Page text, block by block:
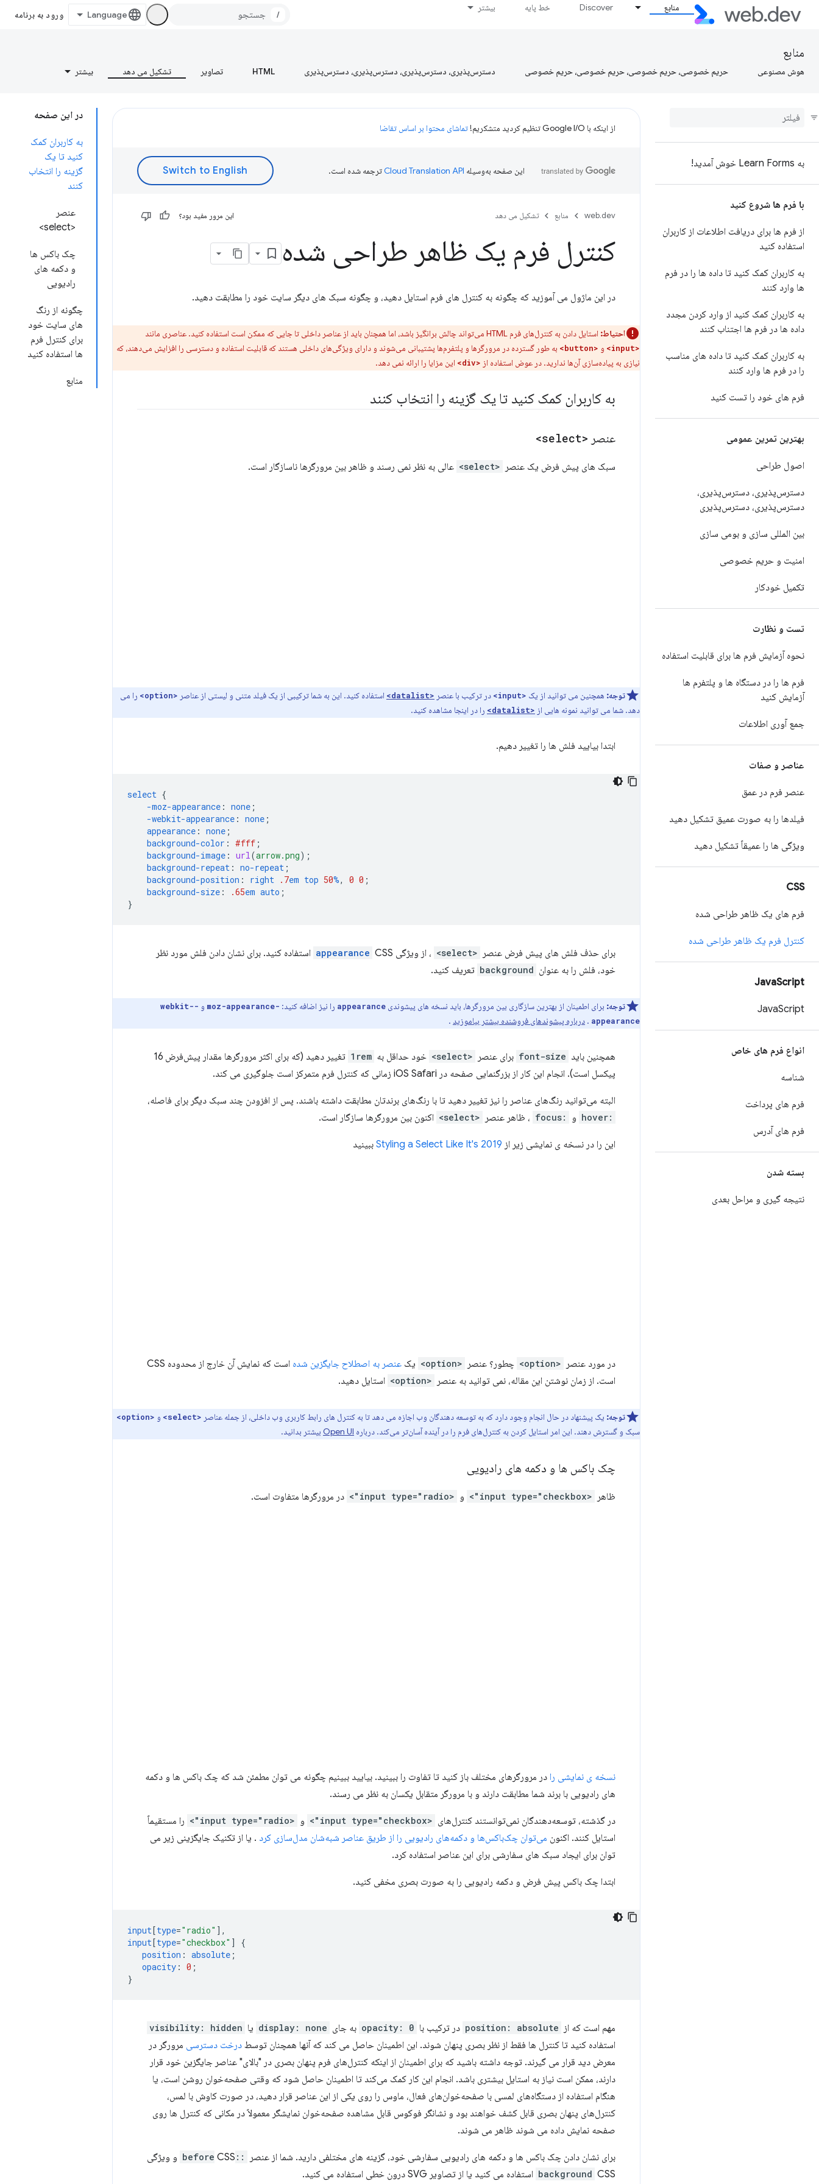
منابع Discover خط پایه بیشتر
/ ورود به برنامه
منابع
هوش مصنوعی حریم خصوصی، حریم خصوصی، حریم خصوصی، حریم خصوصی دسترس‌پذیری، دسترس‌پذیری، دسترس‌پذیری، دسترس‌پذیری HTML تصاویر تشکیل می دهد بیشتر
به Learn Forms خوش آمدید!
با فرم ها شروع کنید
از فرم ها برای دریافت اطلاعات از کاربران
استفاده کنید
به کاربران کمک کنید تا داده ها را در فرم
ها وارد کنند
به کاربران کمک کنید از وارد کردن مجدد
داده ها در فرم ها اجتناب کنند
به کاربران کمک کنید تا داده های مناسب
را در فرم ها وارد کنند
فرم های خود را تست کنید
بهترین تمرین عمومی
اصول طراحی
دسترس‌پذیری، دسترس‌پذیری،
دسترس‌پذیری، دسترس‌پذیری
بین المللی سازی و بومی سازی
امنیت و حریم خصوصی
تکمیل خودکار
تست و نظارت
نحوه آزمایش فرم ها برای قابلیت استفاده
فرم ها را در دستگاه ها و پلتفرم ها
آزمایش کنید
جمع آوری اطلاعات
عناصر و صفات
عنصر فرم در عمق
فیلدها را به صورت عمیق تشکیل دهید
ویژگی ها را عمیقاً تشکیل دهید
CSS
فرم های یک ظاهر طراحی شده
کنترل فرم یک ظاهر طراحی شده
JavaScript
JavaScript
انواع فرم های خاص
شناسه
فرم های پرداخت
فرم های آدرس
بسته شدن
نتیجه گیری و مراحل بعدی
در این صفحه
به کاربران کمک
کنید تا یک
گزینه را انتخاب
کنند
عنصر
<select>
چک باکس ها
و دکمه های
رادیویی
چگونه از رنگ
های سایت خود
برای کنترل فرم
ها استفاده کنید
منابع
از اینکه با Google I/O تنظیم کردید متشکریم! تماشای محتوا بر اساس تقاضا
این صفحه به‌وسیله ترجمه شده است.
web.dev منابع تشکیل می دهد این مرور مفید بود؟
کنترل فرم یک ظاهر طراحی شده
در این ماژول می آموزید که چگونه به کنترل های فرم استایل دهید، و چگونه سبک های دیگر سایت خود را مطابقت دهید.
احتیاط: استایل دادن به کنترل‌های فرم HTML می‌تواند چالش برانگیز باشد، اما همچنان باید از عناصر داخلی تا جایی که ممکن است استفاده کنید. عناصری مانند
<input> و <button>
به طور گسترده در مرورگرها و پلتفرم‌ها پشتیبانی می‌شوند و دارای ویژگی‌های داخلی هستند که قابلیت استفاده و دسترسی را افزایش می‌دهند، که
نیازی به پیاده‌سازی آن‌ها ندارید. در عوض استفاده از <div> این مزایا را ارائه نمی دهد.
به کاربران کمک کنید تا یک گزینه را انتخاب کنند
عنصر <select>
سبک های پیش فرض یک عنصر <select> عالی به نظر نمی رسند و ظاهر بین مرورگرها ناسازگار است.
توجه: همچنین می توانید از یک <input> در ترکیب با عنصر <datalist> استفاده کنید. این به شما ترکیبی از یک فیلد متنی و لیستی از عناصر <option>
را می
دهد. شما می توانید نمونه هایی از <datalist> را در اینجا مشاهده کنید.
ابتدا بیایید فلش ها را تغییر دهیم.
select {
-moz-appearance : none ;
-webkit-appearance : none ;
appearance : none ;
background-color : #fff ;
background-image : url(arrow.png);
background-repeat : no-repeat ;
background-position : right .7em top 50%, 0 0 ;
background-size : .65em auto ;
}
برای حذف فلش های پیش فرض عنصر <select> ، از ویژگی appearance CSS استفاده کنید. برای نشان دادن فلش مورد نظر
خود، فلش را به عنوان background تعریف کنید.
توجه: برای اطمینان از بهترین سازگاری بین مرورگرها، باید نسخه های پیشوندی appearance را نیز اضافه کنید: -moz-appearance و
-webkit-
appearance
. درباره پیشوندهای فروشنده بیشتر بیاموزید .
همچنین باید font-size برای عنصر <select> خود حداقل به 1rem
تغییر دهید (که برای اکثر مرورگرها مقدار پیش‌فرض 16
پیکسل است). انجام این کار از بزرگنمایی صفحه در iOS Safari زمانی که کنترل فرم متمرکز است جلوگیری می کند.
البته می‌توانید رنگ‌های عناصر را نیز تغییر دهید تا با رنگ‌های برندتان مطابقت داشته باشند. پس از افزودن چند سبک دیگر برای فاصله،
:hover و :focus ، ظاهر عنصر <select> اکنون بین مرورگرها سازگار است.
این را در نسخه ی نمایشی زیر از Styling a Select Like It's 2019 ببینید
در مورد عنصر <option> چطور؟ عنصر <option> یک عنصر به اصطلاح جایگزین شده
است که نمایش آن خارج از محدوده CSS
است. از زمان نوشتن این مقاله، نمی توانید به عنصر
<option> استایل دهید.
توجه: یک پیشنهاد در حال انجام وجود دارد که به توسعه دهندگان وب اجازه می دهد تا به کنترل های رابط کاربری وب داخلی، از جمله عناصر <select> و <option>
سبک و گسترش دهند. این امر استایل کردن به کنترل‌های فرم را در آینده آسان‌تر می‌کند. درباره Open UI بیشتر بدانید.
چک باکس ها و دکمه های رادیویی
ظاهر <input type="checkbox"> و <input type="radio"> در مرورگرها متفاوت است.
نسخه ی نمایشی را در مرورگرهای مختلف باز کنید تا تفاوت را ببینید. بیایید ببینیم چگونه می توان مطمئن شد که چک باکس ها و دکمه
های رادیویی با برند شما مطابقت دارند و با مرورگر متقابل یکسان به نظر می رسند.
در گذشته، توسعه‌دهندگان نمی‌توانستند کنترل‌های <input type="checkbox"> و <input type="radio">
را مستقیماً
استایل کنند. اکنون می‌توان چک‌باکس‌ها و دکمه‌های رادیویی را از طریق عناصر شبه‌شان مدل‌سازی کرد . یا از تکنیک جایگزینی زیر می
توان برای ایجاد سبک های سفارشی برای این عناصر استفاده کرد.
ابتدا چک باکس پیش فرض و دکمه رادیویی را به صورت بصری مخفی کنید.
input[type="radio" ],
input[type="checkbox" ]
{
position : absolute ;
opacity : 0 ;
}
مهم است که از position: absolute در ترکیب با opacity: 0 به جای display: none یا visibility: hidden
استفاده کنید تا کنترل ها فقط از نظر بصری پنهان شوند. این اطمینان حاصل می کند که آنها همچنان توسط درخت دسترسی مرورگر در
معرض دید قرار می گیرند. توجه داشته باشید که برای اطمینان از اینکه کنترل‌های فرم پنهان بصری در "بالای" عناصر جایگزین خود قرار
دارند، ممکن است نیاز به استایل بیشتری باشد. انجام این کار کمک می‌کند تا اطمینان حاصل شود که وقتی صفحه‌خوان روشن است، یا
هنگام استفاده از دستگاه‌های لمسی با صفحه‌خوان‌های فعال، ماوس را روی یکی از این عناصر قرار دهید، در صورت کاوش با لمس،
کنترل‌های پنهان بصری قابل کشف خواهند بود و نشانگر فوکوس قابل مشاهده صفحه‌خوان نمایشگر معمولاً در مکانی که کنترل ها روی
صفحه نمایش داده می شوند ظاهر می شوند.
برای نشان دادن چک باکس ها و دکمه های رادیویی سفارشی خود، گزینه های مختلفی دارید. شما از عنصر ::before CSS و ویژگی
background CSS استفاده می کنید یا از تصاویر SVG درون خطی استفاده می کنید.